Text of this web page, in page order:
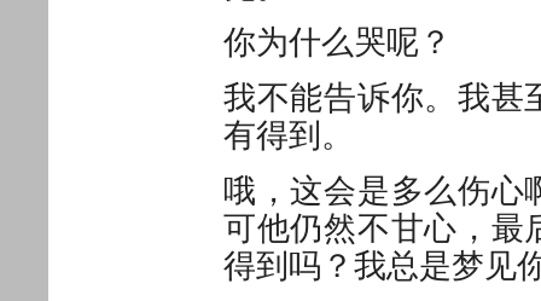
你为什么哭呢？
我不能告诉你。我甚
有得到。
哦，这会是多么伤心
可他仍然不甘心，最
得到吗？我总是梦见